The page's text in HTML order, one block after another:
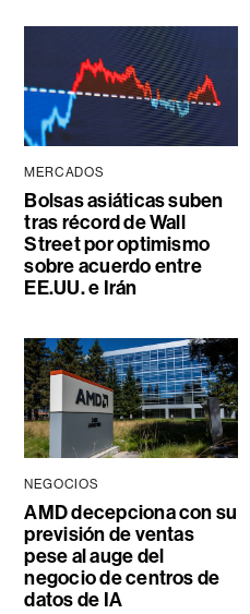
MERCADOS
Bolsas asiáticas suben
tras récord de Wall
Street por optimismo
sobre acuerdo entre
EE.UU. e Irán
NEGOCIOS
AMD decepciona con su
previsión de ventas
pese al auge del
negocio de centros de
datos de IA